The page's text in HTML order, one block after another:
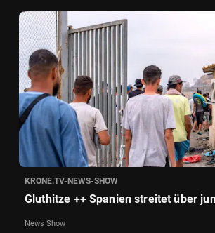
KRONE.TV-NEWS-SHOW
Gluthitze ++ Spanien streitet über
News Show